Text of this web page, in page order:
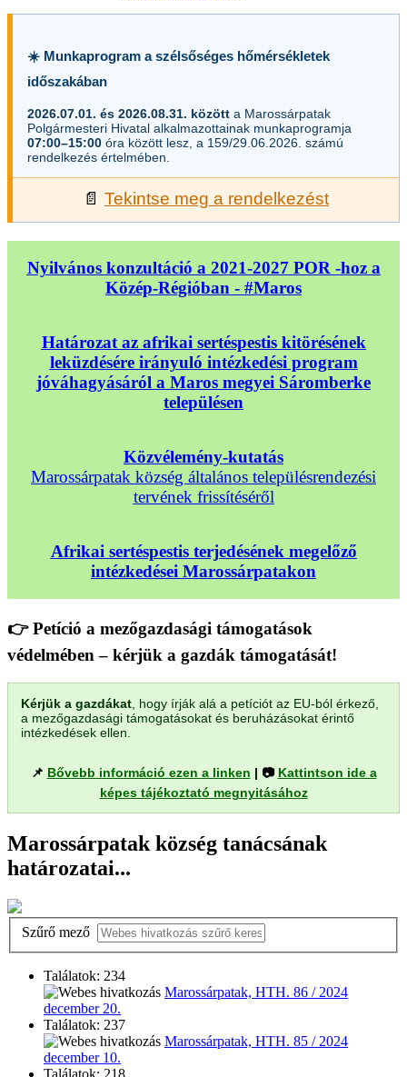
☀️ Munkaprogram a szélsőséges hőmérsékletek
időszakában
2026.07.01. és 2026.08.31. között a Marossárpatak
Polgármesteri Hivatal alkalmazottainak munkaprogramja
07:00–15:00 óra között lesz, a 159/29.06.2026. számú
rendelkezés értelmében.
📄 Tekintse meg a rendelkezést
Nyilvános konzultáció a 2021-2027 POR -hoz a
Közép-Régióban - #Maros
Határozat az afrikai sertéspestis kitörésének
leküzdésére irányuló intézkedési program
jóváhagyásáról a Maros megyei Sáromberke
településen
Közvélemény-kutatás
Marossárpatak község általános településrendezési
tervének frissítéséről
Afrikai sertéspestis terjedésének megelőző
intézkedései Marossárpatakon
👉 Petíció a mezőgazdasági támogatások
védelmében – kérjük a gazdák támogatását!
Kérjük a gazdákat , hogy írják alá a petíciót az EU-ból érkező,
a mezőgazdasági támogatásokat és beruházásokat érintő
intézkedések ellen.
📌 Bővebb információ ezen a linken | 📷 Kattintson ide a
képes tájékoztató megnyitásához
Marossárpatak község tanácsának
határozatai...
Szűrő mező
Találatok: 234
Marossárpatak, HTH. 86 / 2024
december 20.
Találatok: 237
Marossárpatak, HTH. 85 / 2024
december 10.